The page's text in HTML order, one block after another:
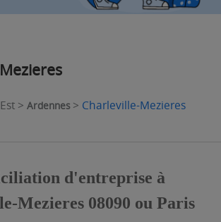
> Ardennes> Charleville-Mezieres
d'entreprise à
Mezieres 08090 ou Paris